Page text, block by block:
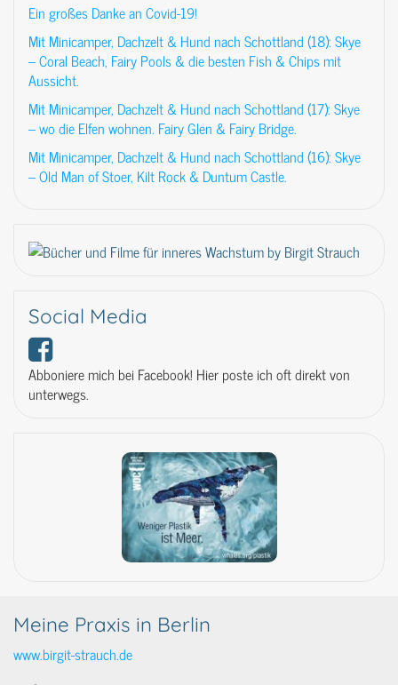
Ein großes Danke an Covid-19!
Mit Minicamper, Dachzelt & Hund nach Schottland (18): Skye
– Coral Beach, Fairy Pools & die besten Fish & Chips mit
Aussicht.
Mit Minicamper, Dachzelt & Hund nach Schottland (17): Skye
– wo die Elfen wohnen. Fairy Glen & Fairy Bridge.
Mit Minicamper, Dachzelt & Hund nach Schottland (16): Skye
– Old Man of Stoer, Kilt Rock & Duntum Castle.
Social Media
Abboniere mich bei Facebook! Hier poste ich oft direkt von
unterwegs.
Meine Praxis in Berlin
www.birgit-strauch.de